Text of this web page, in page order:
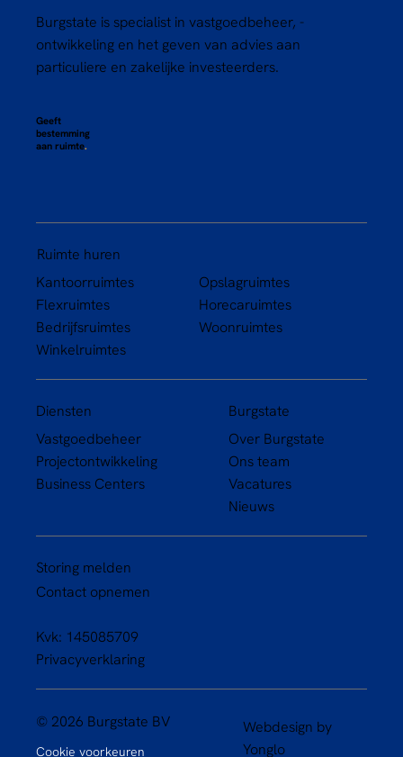
Burgstate is specialist in vastgoedbeheer, -
ontwikkeling en het geven van advies aan
particuliere en zakelijke investeerders.
Geeft
bestemming
aan ruimte.
Ruimte huren
Kantoorruimtes
Flexruimtes
Bedrijfsruimtes
Winkelruimtes
Opslagruimtes
Horecaruimtes
Woonruimtes
Diensten
Vastgoedbeheer
Projectontwikkeling
Business Centers
Burgstate
Over Burgstate
Ons team
Vacatures
Nieuws
Storing melden
Contact opnemen
Kvk: 145085709
Privacyverklaring
© 2026 Burgstate BV
Cookie voorkeuren
Webdesign by
Yonglo